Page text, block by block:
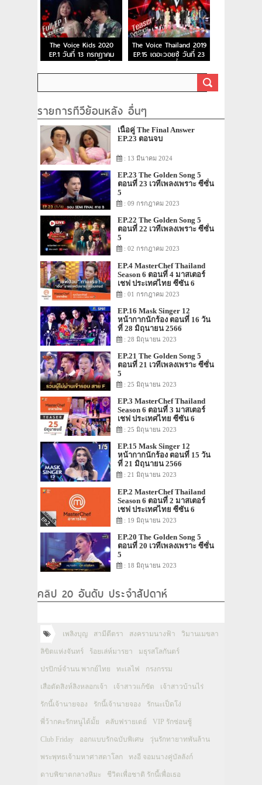
The Voice Kids 2020
EP.1 วันที่ 13 กรกฎาคม
2563 เดอะวอยซ์คิดส์
The Voice Thailand 2019
EP.15 เดอะวอยซ์ วันที่ 23
ธ.ค. 62 ตอนที่ 15 รอบ
Final การแข่งขันของ 6 คน
รายการทีวีย้อนหลัง อื่นๆ
เนื้อคู่ The Final Answer
EP.23 ตอนจบ
: 13 มีนาคม 2024
EP.23 The Golden Song 5
ตอนที่ 23 เวทีเพลงเพราะ ซีซั่น
5
: 09 กรกฎาคม 2023
EP.22 The Golden Song 5
ตอนที่ 22 เวทีเพลงเพราะ ซีซั่น
5
: 02 กรกฎาคม 2023
EP.4 MasterChef Thailand
Season 6 ตอนที่ 4 มาสเตอร์
เชฟ ประเทศไทย ซีซัน 6
: 01 กรกฎาคม 2023
EP.16 Mask Singer 12
หน้ากากนักร้อง ตอนที่ 16 วัน
ที่ 28 มิถุนายน 2566
: 28 มิถุนายน 2023
EP.21 The Golden Song 5
ตอนที่ 21 เวทีเพลงเพราะ ซีซั่น
5
: 25 มิถุนายน 2023
EP.3 MasterChef Thailand
Season 6 ตอนที่ 3 มาสเตอร์
เชฟ ประเทศไทย ซีซัน 6
: 25 มิถุนายน 2023
EP.15 Mask Singer 12
หน้ากากนักร้อง ตอนที่ 15 วัน
ที่ 21 มิถุนายน 2566
: 21 มิถุนายน 2023
EP.2 MasterChef Thailand
Season 6 ตอนที่ 2 มาสเตอร์
เชฟ ประเทศไทย ซีซัน 6
: 19 มิถุนายน 2023
EP.20 The Golden Song 5
ตอนที่ 20 เวทีเพลงเพราะ ซีซั่น
5
: 18 มิถุนายน 2023
คลิป 20 อันดับ ประจำสัปดาห์
เพลิงบุญ สามีตีตรา สงครามนางฟ้า วิมานเมขลา
ลิขิตแห่งจันทร์ ร้อยเล่ห์มารยา มธุรสโลกันตร์
ปรปักษ์จำนน พากย์ไทย ทะเลไฟ กรงกรรม
เสือตัดสิงห์ลิงหลอกเจ้า เจ้าสาวแก้ขัด เจ้าสาวบ้านไร่
รักนี้เจ้านายจอง รักนี้เจ้านายจอง รักนะเป็ดโง่
พี่ว้ากคะรักหนูได้มั้ย คลับฟรายเดย์ VIP รักซ่อนชู้
Club Friday ออกแบบรักฉบับพิเศษ วุ่นรักทายาทพันล้าน
พระพุทธเจ้ามหาศาสดาโลก ทงอี จอมนางคู่บัลลังก์
ดาบพิฆาตกลางหิมะ ชีวิตเพื่อชาติ รักนี้เพื่อเธอ